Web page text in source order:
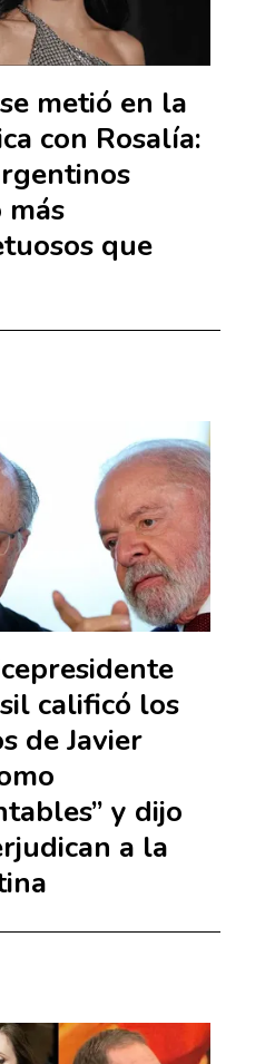
metió en la
con Rosalía:
más
que
calificó los
de Javier
y dijo
a la